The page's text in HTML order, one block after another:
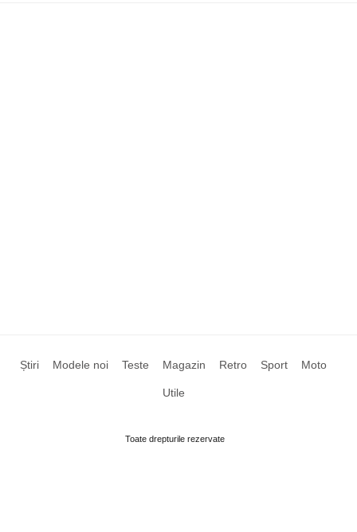
Știri Modele noi Teste Magazin Retro Sport Moto
Utile
Toate drepturile rezervate